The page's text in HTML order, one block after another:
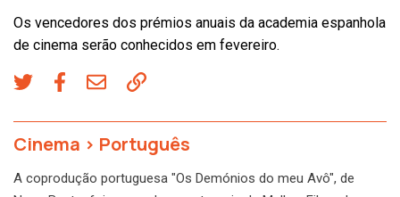
Os vencedores dos prémios anuais da academia espanhola
de cinema serão conhecidos em fevereiro.
Cinema > Português
A coprodução portuguesa "Os Demónios do meu Avô", de